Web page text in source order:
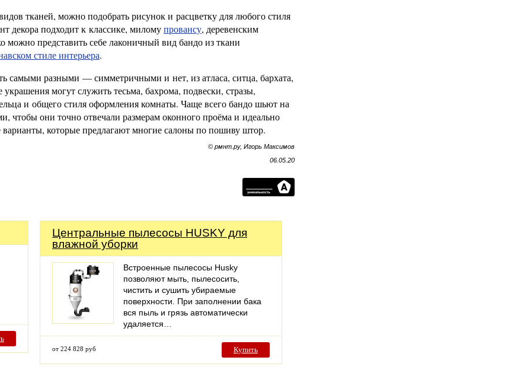
тканей, можно подобрать рисунок и расцветку для любого стиля
декора подходит к классике, миломупровансу, деревенским
представить себе лаконичный вид бандо из ткани
стиле интерьера.
самыми разными — симметричными и нет, из атласа, ситца, бархата,
могут служить тесьма, бахрома, подвески, стразы,
и общего стиля оформления комнаты. Чаще всего бандо шьют на
чтобы они точно отвечали размерам оконного проёма и идеально
которые предлагают многие салоны по пошиву штор.
© рмнт.ру, Игорь Максимов
06.05.20
Центральные пылесосы HUSKY для
влажной уборки
Встроенные пылесосы Husky
позволяют мыть, пылесосить,
чистить и сушить убираемые
поверхности. При заполнении бака
вся пыль и грязь автоматически
удаляется…
от 224 828 руб Купить